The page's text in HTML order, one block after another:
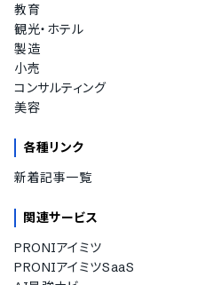
教育
観光・ホテル
製造
小売
コンサルティング
美容
各種リンク
新着記事一覧
関連サービス
PRONIアイミツ
PRONIアイミツSaaS